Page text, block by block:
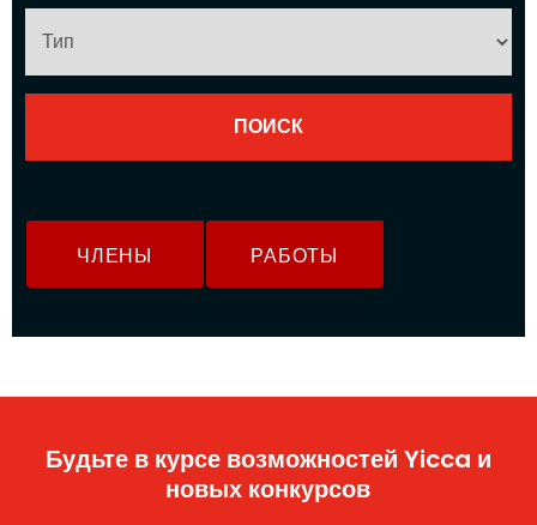
ЧЛЕНЫ РАБОТЫ
Будьте в курсе возможностей Yicca и
новых конкурсов